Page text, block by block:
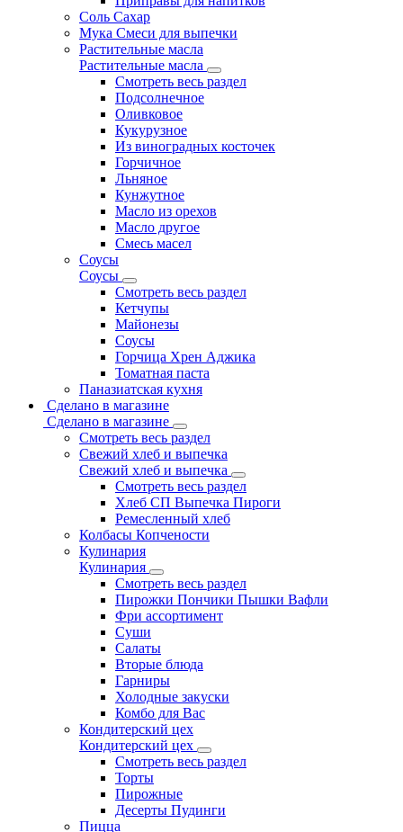
Соль Сахар
Мука Смеси для выпечки
Растительные масла
Растительные масла
Смотреть весь раздел
Подсолнечное
Оливковое
Кукурузное
Из виноградных косточек
Горчичное
Льняное
Кунжутное
Масло из орехов
Масло другое
Смесь масел
Соусы
Соусы
Смотреть весь раздел
Кетчупы
Майонезы
Соусы
Горчица Хрен Аджика
Томатная паста
Паназиатская кухня
Сделано в магазине
Сделано в магазине
Смотреть весь раздел
Свежий хлеб и выпечка
Свежий хлеб и выпечка
Смотреть весь раздел
Хлеб СП Выпечка Пироги
Ремесленный хлеб
Колбасы Копчености
Кулинария
Кулинария
Смотреть весь раздел
Пирожки Пончики Пышки Вафли
Фри ассортимент
Суши
Салаты
Вторые блюда
Гарниры
Холодные закуски
Комбо для Вас
Кондитерский цех
Кондитерский цех
Смотреть весь раздел
Торты
Пирожные
Десерты Пудинги
Пицца